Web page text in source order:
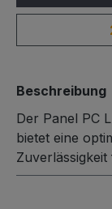
Beschreibung
Der Panel PC
bietet eine